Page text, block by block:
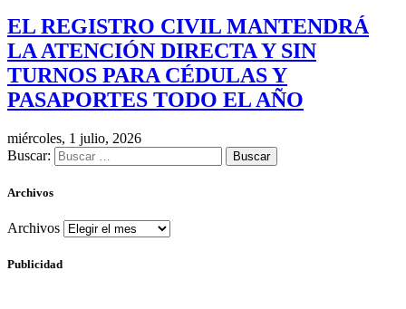
EL REGISTRO CIVIL MANTENDRÁ
LA ATENCIÓN DIRECTA Y SIN
TURNOS PARA CÉDULAS Y
PASAPORTES TODO EL AÑO
miércoles, 1 julio, 2026
Buscar:
Archivos
Archivos
Publicidad